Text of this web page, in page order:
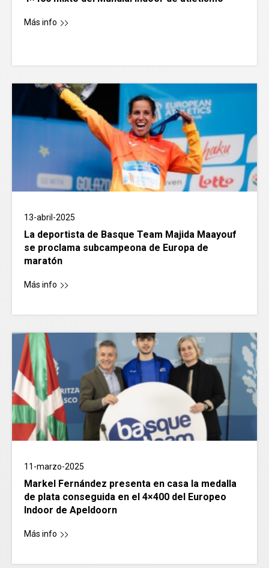
Más info
13-abril-2025
La deportista de Basque Team Majida Maayouf
se proclama subcampeona de Europa de
maratón
Más info
11-marzo-2025
Markel Fernández presenta en casa la medalla
de plata conseguida en el 4×400 del Europeo
Indoor de Apeldoorn
Más info